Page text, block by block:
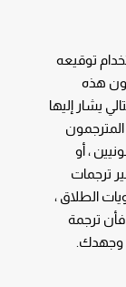
توقيعه
هذه
يشار إليها
، أو
ترجمات
الطلاق ،
فأن ترجمة
وجهدك.